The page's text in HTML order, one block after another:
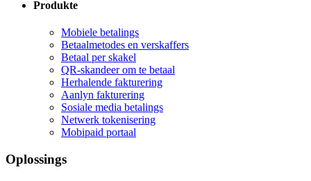
Produkte
Mobiele betalings
Betaalmetodes en verskaffers
Betaal per skakel
QR-skandeer om te betaal
Herhalende fakturering
Aanlyn fakturering
Sosiale media betalings
Netwerk tokenisering
Mobipaid portaal
Oplossings